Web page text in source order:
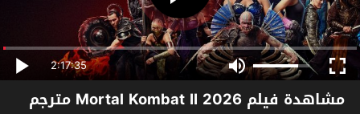
2:17:35
مشاهدة فيلم Mortal Kombat II 2026 مترجم